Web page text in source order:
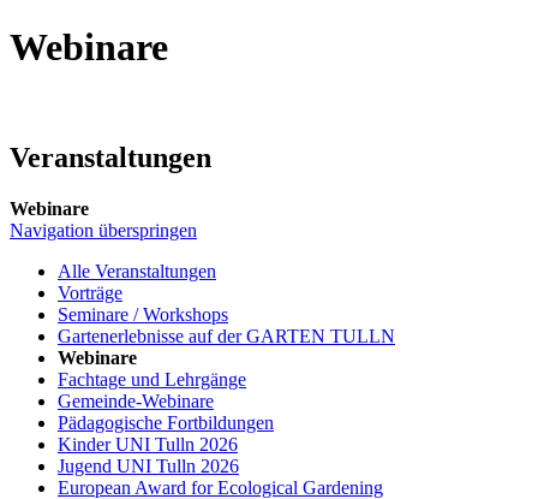
Webinare
Veranstaltungen
Webinare
Navigation überspringen
Alle Veranstaltungen
Vorträge
Seminare / Workshops
Gartenerlebnisse auf der GARTEN TULLN
Webinare
Fachtage und Lehrgänge
Gemeinde-Webinare
Pädagogische Fortbildungen
Kinder UNI Tulln 2026
Jugend UNI Tulln 2026
European Award for Ecological Gardening